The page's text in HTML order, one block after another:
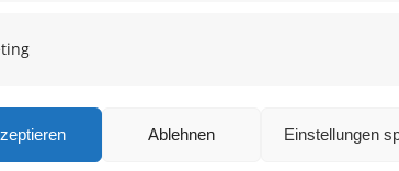
Ablehnen Einstellungen